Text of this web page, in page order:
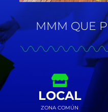
MMM QUE
LOCAL
ZONA COMÚN